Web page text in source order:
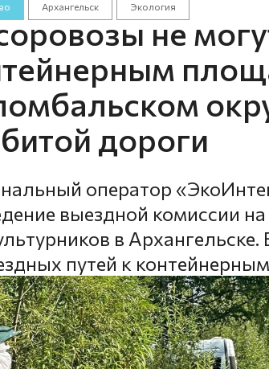
Архангельск Экология
не
дороги
оператор
выездной комиссии
в Архангельске.
путей к